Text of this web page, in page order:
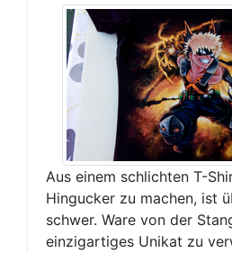
Aus einem schlichten T-
Hingucker zu machen, ist
schwer. Ware von der
einzigartiges Unikat zu